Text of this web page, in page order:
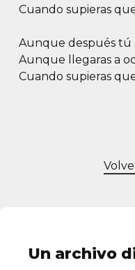
Cuando supieras
Aunque después tú
Aunque llegaras a
Cuando supieras
Un archivo